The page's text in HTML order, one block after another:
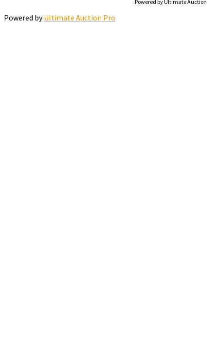
Powered by Ultimate Auction
Powered byUltimate Auction Pro